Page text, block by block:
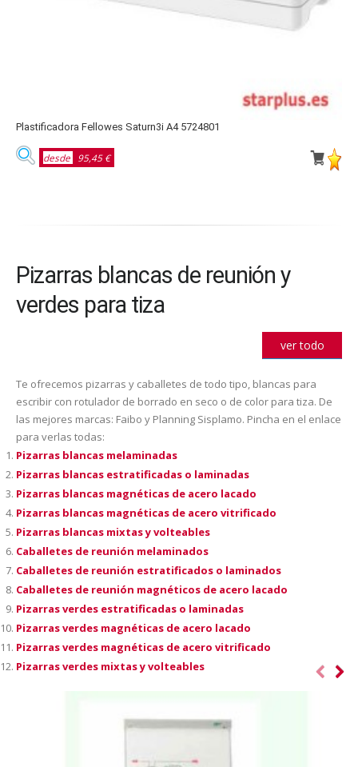
Plastificadora Fellowes Saturn3i A4 5724801
desde 95,45 €
Pizarras blancas de reunión y
verdes para tiza
ver todo
Te ofrecemos pizarras y caballetes de todo tipo, blancas para
escribir con rotulador de borrado en seco o de color para tiza. De
las mejores marcas: Faibo y Planning Sisplamo. Pincha en el enlace
para verlas todas:
Pizarras blancas melaminadas
Pizarras blancas estratificadas o laminadas
Pizarras blancas magnéticas de acero lacado
Pizarras blancas magnéticas de acero vitrificado
Pizarras blancas mixtas y volteables
Caballetes de reunión melaminados
Caballetes de reunión estratificados o laminados
Caballetes de reunión magnéticos de acero lacado
Pizarras verdes estratificadas o laminadas
Pizarras verdes magnéticas de acero lacado
Pizarras verdes magnéticas de acero vitrificado
Pizarras verdes mixtas y volteables